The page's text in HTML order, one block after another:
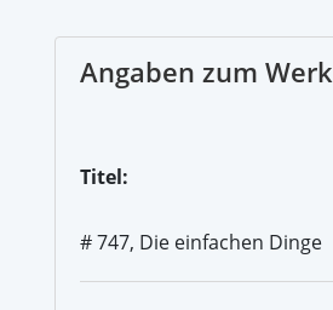
Angaben zum Werk
Titel:
# 747, Die einfachen Dinge